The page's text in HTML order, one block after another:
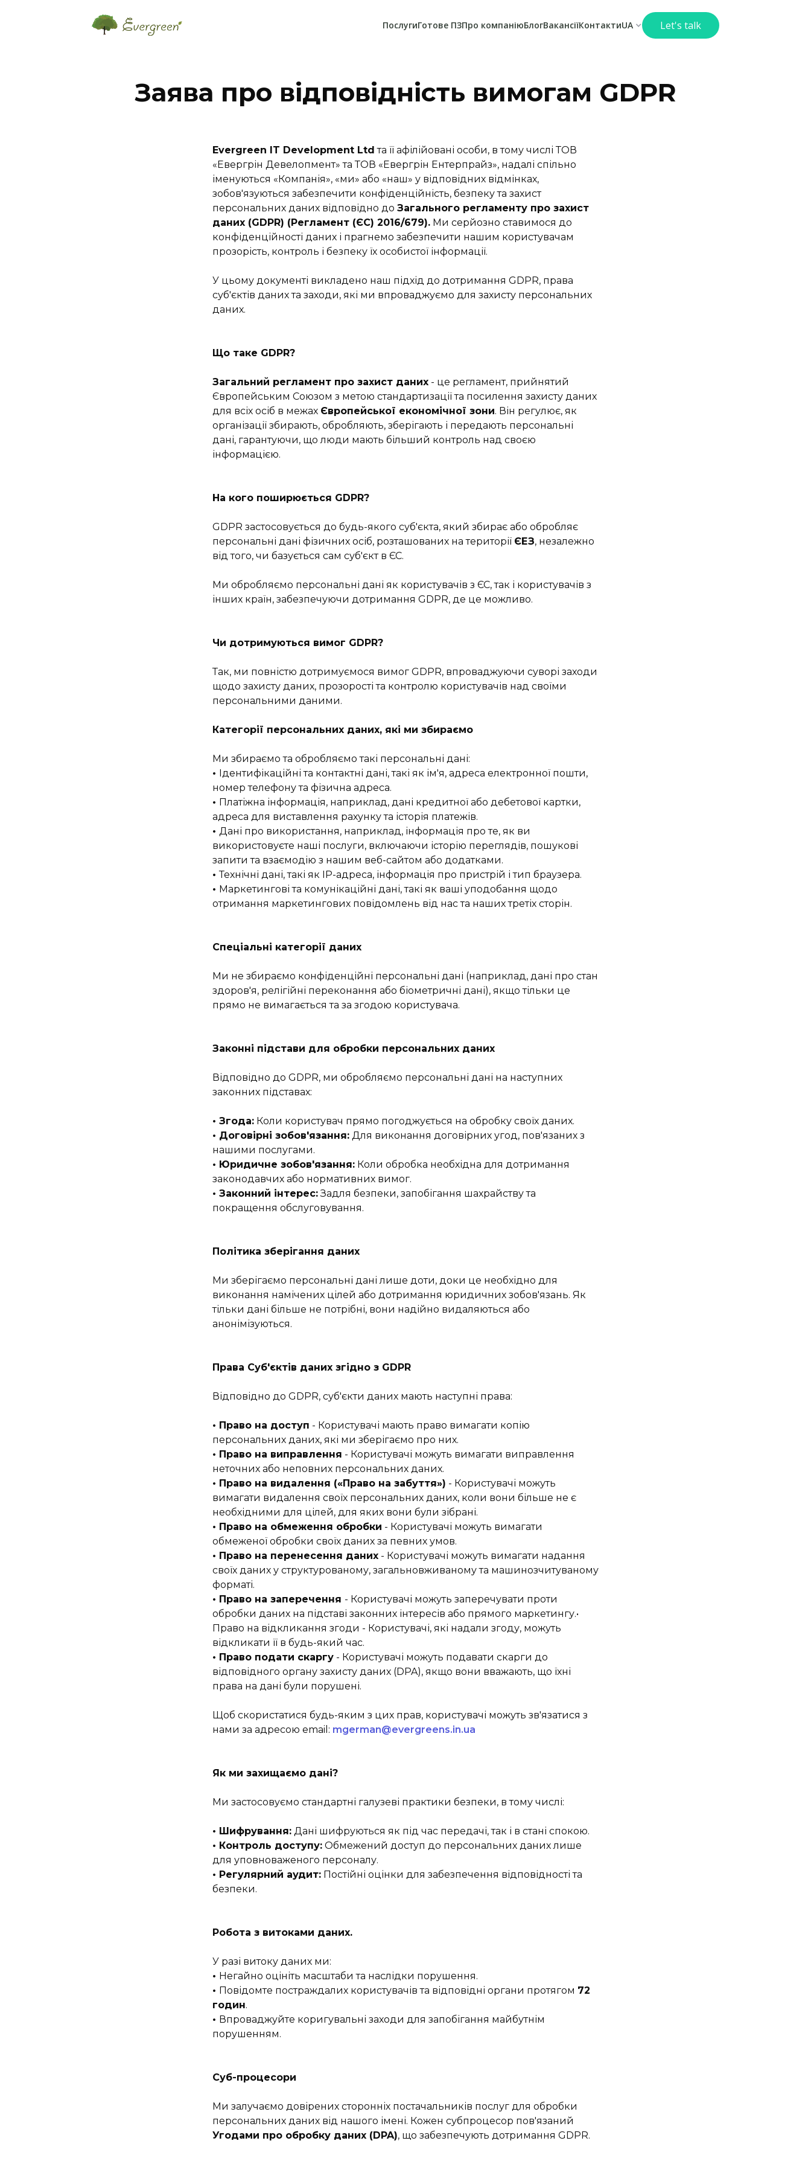
ПослугиГотове ПЗПро компаніюБлогВакансіїКонтактиUA Let's talk
Заява про відповідність вимогам GDPR
Evergreen IT Development Ltd та її афілійовані особи, в тому числі ТОВ
«Евергрін Девелопмент» та ТОВ «Евергрін Ентерпрайз», надалі спільно
іменуються «Компанія», «ми» або «наш» у відповідних відмінках,
зобов'язуються забезпечити конфіденційність, безпеку та захист
персональних даних відповідно до Загального регламенту про захист
даних (GDPR) (Регламент (ЄС) 2016/679). Ми серйозно ставимося до
конфіденційності даних і прагнемо забезпечити нашим користувачам
прозорість, контроль і безпеку їх особистої інформації.
У цьому документі викладено наш підхід до дотримання GDPR, права
суб'єктів даних та заходи, які ми впроваджуємо для захисту персональних
даних.
Що таке GDPR?
Загальний регламент про захист даних - це регламент, прийнятий
Європейським Союзом з метою стандартизації та посилення захисту даних
для всіх осіб в межах Європейської економічної зони. Він регулює, як
організації збирають, обробляють, зберігають і передають персональні
дані, гарантуючи, що люди мають більший контроль над своєю
інформацією.
На кого поширюється GDPR?
GDPR застосовується до будь-якого суб'єкта, який збирає або обробляє
персональні дані фізичних осіб, розташованих на території ЄЕЗ, незалежно
від того, чи базується сам суб'єкт в ЄС.
Ми обробляємо персональні дані як користувачів з ЄС, так і користувачів з
інших країн, забезпечуючи дотримання GDPR, де це можливо.
Чи дотримуються вимог GDPR?
Так, ми повністю дотримуємося вимог GDPR, впроваджуючи суворі заходи
щодо захисту даних, прозорості та контролю користувачів над своїми
персональними даними.
Категорії персональних даних, які ми збираємо
Ми збираємо та обробляємо такі персональні дані:
• Ідентифікаційні та контактні дані, такі як ім'я, адреса електронної пошти,
номер телефону та фізична адреса.
• Платіжна інформація, наприклад, дані кредитної або дебетової картки,
адреса для виставлення рахунку та історія платежів.
• Дані про використання, наприклад, інформація про те, як ви
використовуєте наші послуги, включаючи історію переглядів, пошукові
запити та взаємодію з нашим веб-сайтом або додатками.
•Технічні дані, такі як IP-адреса, інформація про пристрій і тип браузера.
• Маркетингові та комунікаційні дані, такі як ваші уподобання щодо
отримання маркетингових повідомлень від нас та наших третіх сторін.
Спеціальні категорії даних
Ми не збираємо конфіденційні персональні дані (наприклад, дані про стан
здоров'я, релігійні переконання або біометричні дані), якщо тільки це
прямо не вимагається та за згодою користувача.
Законні підстави для обробки персональних даних
Відповідно до GDPR, ми обробляємо персональні дані на наступних
законних підставах:
• Згода: Коли користувач прямо погоджується на обробку своїх даних.
• Договірні зобов'язання: Для виконання договірних угод, пов'язаних з
нашими послугами.
• Юридичне зобов'язання: Коли обробка необхідна для дотримання
законодавчих або нормативних вимог.
• Законний інтерес:Задля безпеки, запобігання шахрайству та
покращення обслуговування.
Політика зберігання даних
Ми зберігаємо персональні дані лише доти, доки це необхідно для
виконання намічених цілей або дотримання юридичних зобов'язань. Як
тільки дані більше не потрібні, вони надійно видаляються або
анонімізуються.
Права Суб'єктів даних згідно з GDPR
Відповідно до GDPR, суб'єкти даних мають наступні права:
• Право на доступ - Користувачі мають право вимагати копію
персональних даних, які ми зберігаємо про них.
• Право на виправлення - Користувачі можуть вимагати виправлення
неточних або неповних персональних даних.
• Право на видалення («Право на забуття») - Користувачі можуть
вимагати видалення своїх персональних даних, коли вони більше не є
необхідними для цілей, для яких вони були зібрані.
• Право на обмеження обробки - Користувачі можуть вимагати
обмеженої обробки своїх даних за певних умов.
• Право на перенесення даних - Користувачі можуть вимагати надання
своїх даних у структурованому, загальновживаному та машинозчитуваному
форматі.
• Право на заперечення - Користувачі можуть заперечувати проти
обробки даних на підставі законних інтересів або прямого маркетингу.•
Право на відкликання згоди - Користувачі, які надали згоду, можуть
відкликати її в будь-який час.
• Право подати скаргу - Користувачі можуть подавати скарги до
відповідного органу захисту даних (DPA), якщо вони вважають, що їхні
права на дані були порушені.
Щоб скористатися будь-яким з цих прав, користувачі можуть зв'язатися з
нами за адресою email: mgerman@evergreens.in.ua
Як ми захищаємо дані?
Ми застосовуємо стандартні галузеві практики безпеки, в тому числі:
• Шифрування: Дані шифруються як під час передачі, так і в стані спокою.
• Контроль доступу: Обмежений доступ до персональних даних лише
для уповноваженого персоналу.
• Регулярний аудит: Постійні оцінки для забезпечення відповідності та
безпеки.
Робота з витоками даних.
У разі витоку даних ми:
• Негайно оцініть масштаби та наслідки порушення.
• Повідомте постраждалих користувачів та відповідні органи протягом 72
годин.
• Впроваджуйте коригувальні заходи для запобігання майбутнім
порушенням.
Суб-процесори
Ми залучаємо довірених сторонніх постачальників послуг для обробки
персональних даних від нашого імені. Кожен субпроцесор пов'язаний
Угодами про обробку даних (DPA), що забезпечують дотримання GDPR.